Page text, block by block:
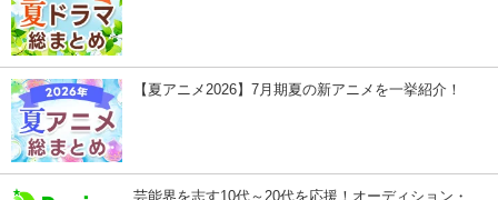
【夏アニメ2026】7月期夏の新アニメを一挙紹介！
芸能界を志す10代～20代を応援！オーディション・